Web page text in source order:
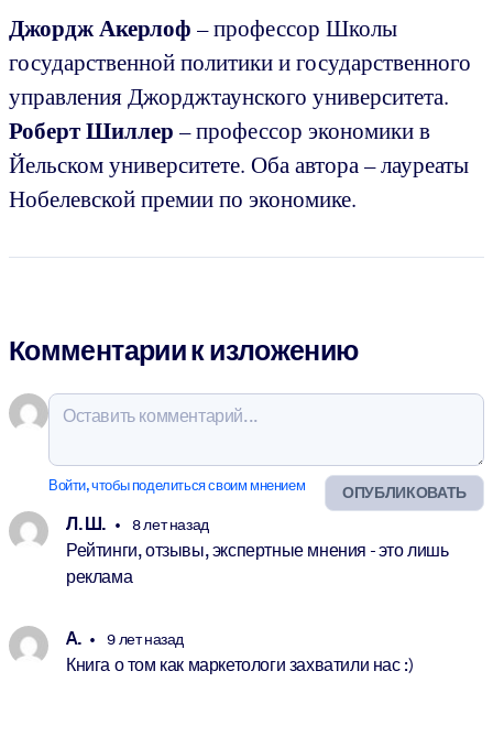
Джордж Акерлоф – профессор Школы
государственной политики и государственного
управления Джорджтаунского университета.
Роберт Шиллер – профессор экономики в
Йельском университете. Оба автора – лауреаты
Нобелевской премии по экономике.
Комментарии к изложению
ОПУБЛИКОВАТЬ
Войти, чтобы поделиться своим мнением
Л. Ш. 8 лет назад
Рейтинги, отзывы, экспертные мнения - это лишь
реклама
A. 9 лет назад
Книга о том как маркетологи захватили нас :)